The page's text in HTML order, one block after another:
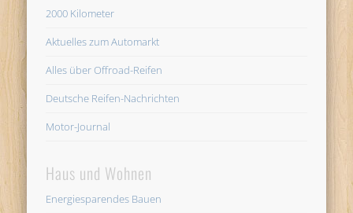
2000 Kilometer
Aktuelles zum Automarkt
Alles über Offroad-Reifen
Deutsche Reifen-Nachrichten
Motor-Journal
Haus und Wohnen
Energiesparendes Bauen